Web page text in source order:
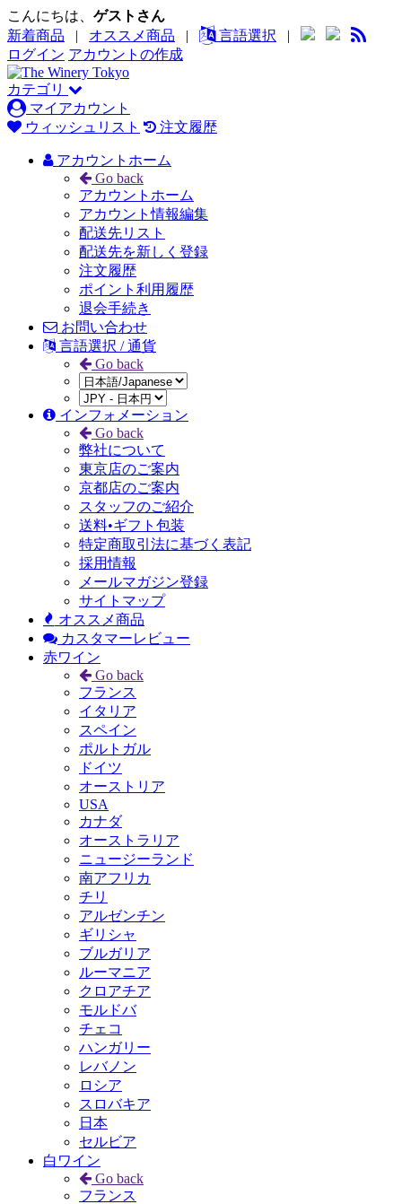
こんにちは、 ゲストさん
新着商品 | オススメ商品 | 言語選択 |
ログイン アカウントの作成
カテゴリ
マイアカウント
ウィッシュリスト
注文履歴
アカウントホーム
Go back
アカウントホーム
アカウント情報編集
配送先リスト
配送先を新しく登録
注文履歴
ポイント利用履歴
退会手続き
お問い合わせ
言語選択 / 通貨
Go back
インフォメーション
Go back
弊社について
東京店のご案内
京都店のご案内
スタッフのご紹介
送料•ギフト包装
特定商取引法に基づく表記
採用情報
メールマガジン登録
サイトマップ
オススメ商品
カスタマーレビュー
赤ワイン
Go back
フランス
イタリア
スペイン
ポルトガル
ドイツ
オーストリア
USA
カナダ
オーストラリア
ニュージーランド
南アフリカ
チリ
アルゼンチン
ギリシャ
ブルガリア
ルーマニア
クロアチア
モルドバ
チェコ
ハンガリー
レバノン
ロシア
スロバキア
日本
セルビア
白ワイン
Go back
フランス